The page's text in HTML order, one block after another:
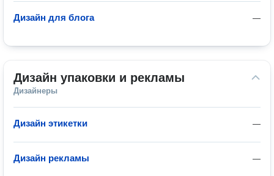
—
Дизайн для блога
Дизайн упаковки и рекламы
Дизайнеры
—
Дизайн этикетки
—
Дизайн рекламы